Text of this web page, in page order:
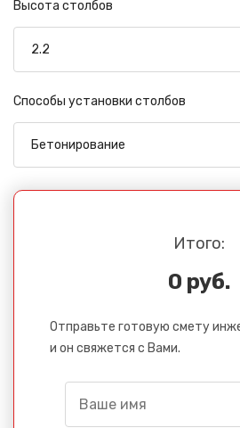
Высота столбов
Способы установки столбов
Итого:
0 руб.
Отправьте готовую смету
и он свяжется с Вами.